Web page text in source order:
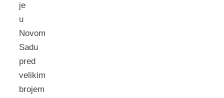
je
u
Novom
Sadu
pred
velikim
brojem